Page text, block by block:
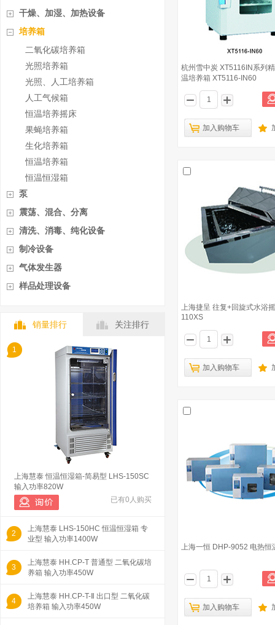
干燥、加湿、加热设备
培养箱
二氧化碳培养箱
光照培养箱
光照、人工培养箱
人工气候箱
恒温培养摇床
果蝇培养箱
生化培养箱
恒温培养箱
恒温恒湿箱
泵
震荡、混合、分离
清洗、消毒、纯化设备
制冷设备
气体发生器
样品处理设备
销量排行 关注排行
1
上海慧泰 恒温恒湿箱-简易型 LHS-150SC
输入功率820W
已有0人购买
2
上海慧泰 LHS-150HC 恒温恒湿箱 专
业型 输入功率1400W
3
上海慧泰 HH.CP-T 普通型 二氧化碳培
养箱 输入功率450W
4
上海慧泰 HH.CP-T-Ⅱ 出口型 二氧化碳
培养箱 输入功率450W
杭州雪中炭 XT5116IN系列
温培养箱 XT5116-IN60
加入购物车
上海捷呈 往复+回旋式水浴
110XS
加入购物车
上海一恒 DHP-9052 电热恒
加入购物车